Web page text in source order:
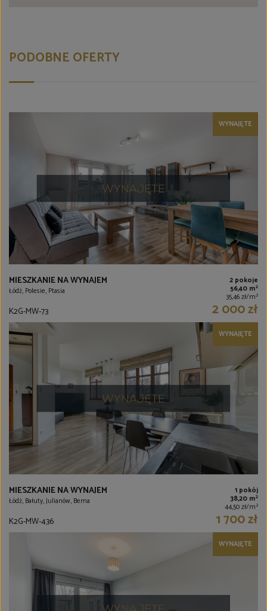
PODOBNE OFERTY
WYNAJĘTE
MIESZKANIE NA WYNAJEM
Łódź, Polesie, Ptasia
2 pokoje
56,40 m2
35,46 zł/m2
K2G-MW-73 2 000 zł
WYNAJĘTE
MIESZKANIE NA WYNAJEM
Łódź, Bałuty, Julianów, Bema
1 pokój
38,20 m2
44,50 zł/m2
K2G-MW-436 1 700 zł
WYNAJĘTE